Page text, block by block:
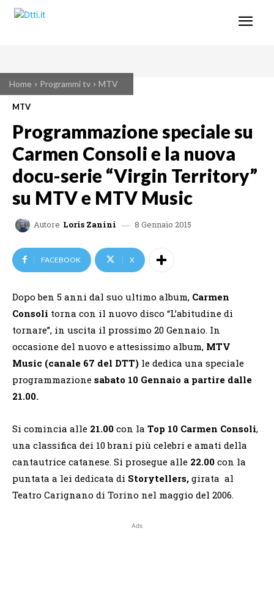
Home Programmi tv MTV
MTV
Programmazione speciale su
Carmen Consoli e la nuova
docu-serie “Virgin Territory”
su MTV e MTV Music
Autore Loris Zanini 8 Gennaio 2015
FACEBOOK X
Dopo ben 5 anni dal suo ultimo album, Carmen
Consoli torna con il nuovo disco “L’abitudine di
tornare”, in uscita il prossimo 20 Gennaio. In
occasione del nuovo e attesissimo album, MTV
Music (canale 67 del DTT) le dedica una speciale
programmazione sabato 10 Gennaio a partire dalle
21.00.
Si comincia alle 21.00 con la Top 10 Carmen Consoli,
una classifica dei 10 brani più celebri e amati della
cantautrice catanese. Si prosegue alle 22.00 con la
puntata a lei dedicata di Storytellers, girata al
Teatro Carignano di Torino nel maggio del 2006.
Ads